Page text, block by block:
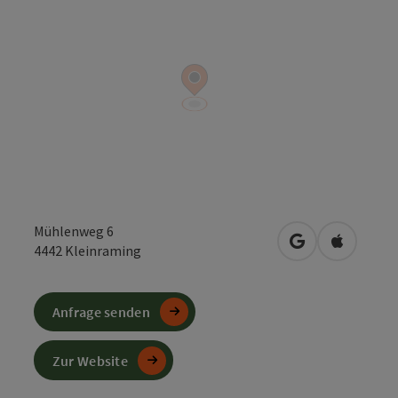
Mühlenweg 6
4442 Kleinraming in Googlein Apple
Anfrage senden
Zur Website